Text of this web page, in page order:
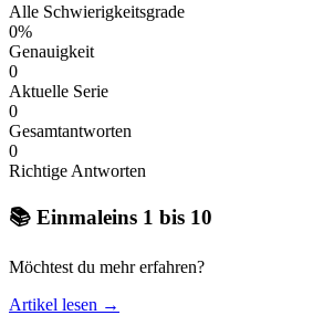
Alle Schwierigkeitsgrade
0%
Genauigkeit
0
Aktuelle Serie
0
Gesamtantworten
0
Richtige Antworten
📚 Einmaleins 1 bis 10
Möchtest du mehr erfahren?
Artikel lesen →